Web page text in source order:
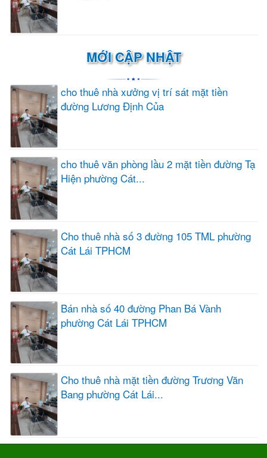
MỚI CẬP NHẬT
cho thuê nhà xưởng vị trí sát mặt tiền
đường Lương Định Của
cho thuê văn phòng lầu 2 mặt tiền đường Tạ
Hiện phường Cát...
Cho thuê nhà số 3 đường 105 TML phường
Cát Lái TPHCM
Bán nhà số 40 đường Phan Bá Vành
phường Cát Lái TPHCM
Cho thuê nhà mặt tiền đường Trương Văn
Bang phường Cát Lái...